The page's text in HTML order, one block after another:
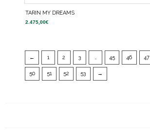
TARIN MY DREAMS
2.475,00€
← 1 2 3 45 46 47
50 51 52 53 →